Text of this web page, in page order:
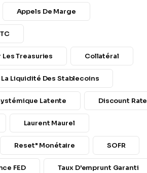
Appels De Marge
Treasuries Collatéral
Liquidité Des Stablecoins
Latente Discount Rate
Laurent Maurel
Reset" Monétaire SOFR
FED Taux D'emprunt Garanti